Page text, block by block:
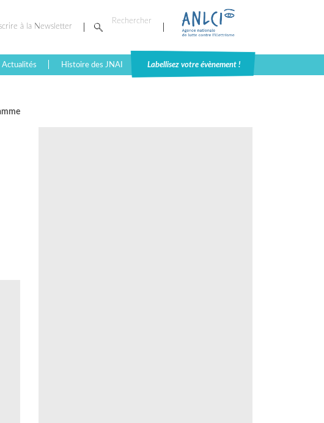
à la Newsletter
Actualités Histoire des JNAI Labellisez votre évènement !